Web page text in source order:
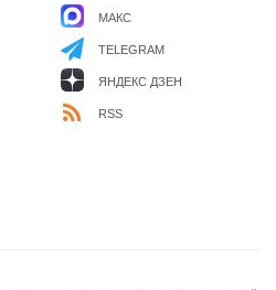
МАКС
TELEGRAM
ЯНДЕКС ДЗЕН
RSS